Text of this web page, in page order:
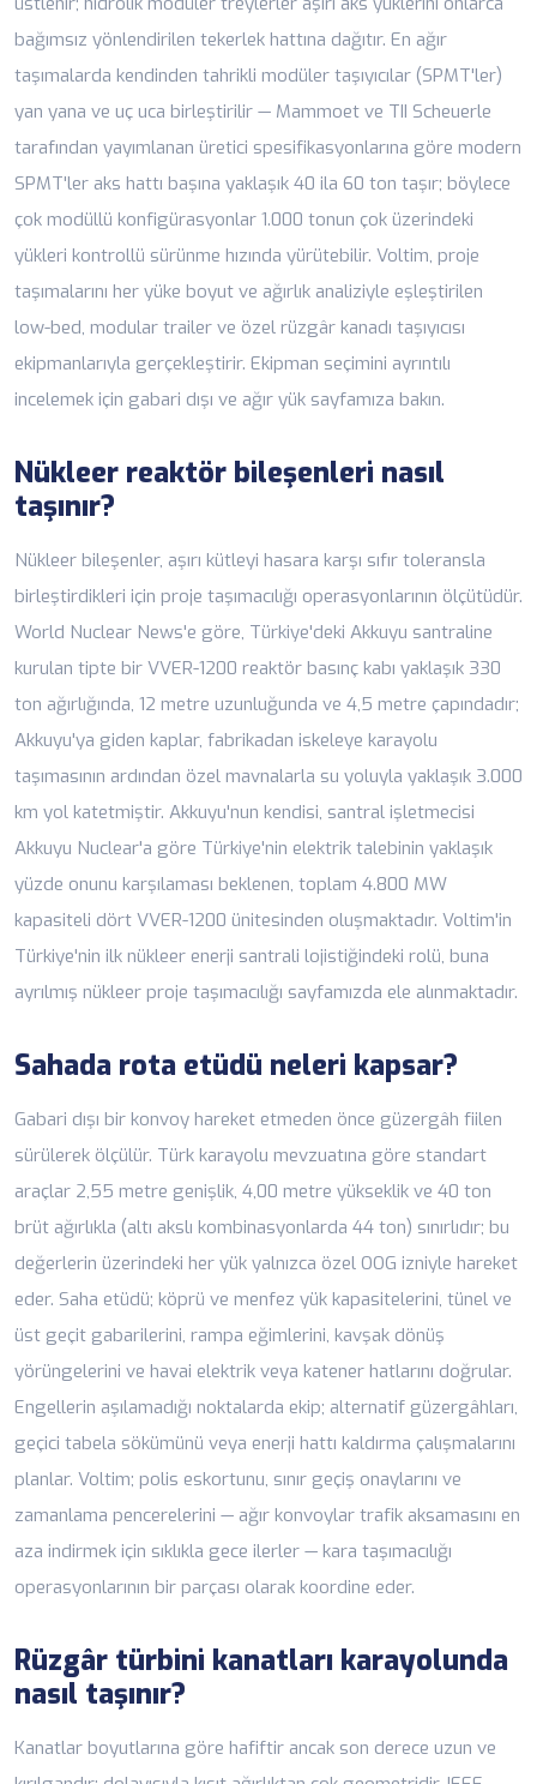
bağımsız yönlendirilen tekerlek hattına dağıtır. En ağır
taşımalarda kendinden tahrikli modüler taşıyıcılar (SPMT'ler)
yan yana ve uç uca birleştirilir — Mammoet ve TII Scheuerle
tarafından yayımlanan üretici spesifikasyonlarına göre modern
SPMT'ler aks hattı başına yaklaşık 40 ila 60 ton taşır; böylece
çok modüllü konfigürasyonlar 1.000 tonun çok üzerindeki
yükleri kontrollü sürünme hızında yürütebilir. Voltim, proje
taşımalarını her yüke boyut ve ağırlık analiziyle eşleştirilen
low-bed, modular trailer ve özel rüzgâr kanadı taşıyıcısı
ekipmanlarıyla gerçekleştirir. Ekipman seçimini ayrıntılı
incelemek için gabari dışı ve ağır yük sayfamıza bakın.
Nükleer reaktör bileşenleri nasıl
taşınır?
Nükleer bileşenler, aşırı kütleyi hasara karşı sıfır toleransla
birleştirdikleri için proje taşımacılığı operasyonlarının ölçütüdür.
World Nuclear News'e göre, Türkiye'deki Akkuyu santraline
kurulan tipte bir VVER-1200 reaktör basınç kabı yaklaşık 330
ton ağırlığında, 12 metre uzunluğunda ve 4,5 metre çapındadır;
Akkuyu'ya giden kaplar, fabrikadan iskeleye karayolu
taşımasının ardından özel mavnalarla su yoluyla yaklaşık 3.000
km yol katetmiştir. Akkuyu'nun kendisi, santral işletmecisi
Akkuyu Nuclear'a göre Türkiye'nin elektrik talebinin yaklaşık
yüzde onunu karşılaması beklenen, toplam 4.800 MW
kapasiteli dört VVER-1200 ünitesinden oluşmaktadır. Voltim'in
Türkiye'nin ilk nükleer enerji santrali lojistiğindeki rolü, buna
ayrılmış nükleer proje taşımacılığı sayfamızda ele alınmaktadır.
Sahada rota etüdü neleri kapsar?
Gabari dışı bir konvoy hareket etmeden önce güzergâh fiilen
sürülerek ölçülür. Türk karayolu mevzuatına göre standart
araçlar 2,55 metre genişlik, 4,00 metre yükseklik ve 40 ton
brüt ağırlıkla (altı akslı kombinasyonlarda 44 ton) sınırlıdır; bu
değerlerin üzerindeki her yük yalnızca özel OOG izniyle hareket
eder. Saha etüdü; köprü ve menfez yük kapasitelerini, tünel ve
üst geçit gabarilerini, rampa eğimlerini, kavşak dönüş
yörüngelerini ve havai elektrik veya katener hatlarını doğrular.
Engellerin aşılamadığı noktalarda ekip; alternatif güzergâhları,
geçici tabela sökümünü veya enerji hattı kaldırma çalışmalarını
planlar. Voltim; polis eskortunu, sınır geçiş onaylarını ve
zamanlama pencerelerini — ağır konvoylar trafik aksamasını en
aza indirmek için sıklıkla gece ilerler — kara taşımacılığı
operasyonlarının bir parçası olarak koordine eder.
Rüzgâr türbini kanatları karayolunda
nasıl taşınır?
Kanatlar boyutlarına göre hafiftir ancak son derece uzun ve